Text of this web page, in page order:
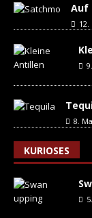
Auf
12.
8.
KURIOSES